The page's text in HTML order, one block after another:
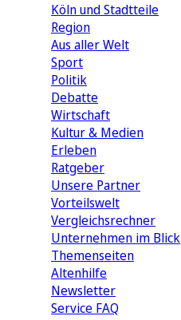
Köln und Stadtteile
Region
Aus aller Welt
Sport
Politik
Debatte
Wirtschaft
Kultur & Medien
Erleben
Ratgeber
Unsere Partner
Vorteilswelt
Vergleichsrechner
Unternehmen im Blick
Themenseiten
Altenhilfe
Newsletter
Service FAQ